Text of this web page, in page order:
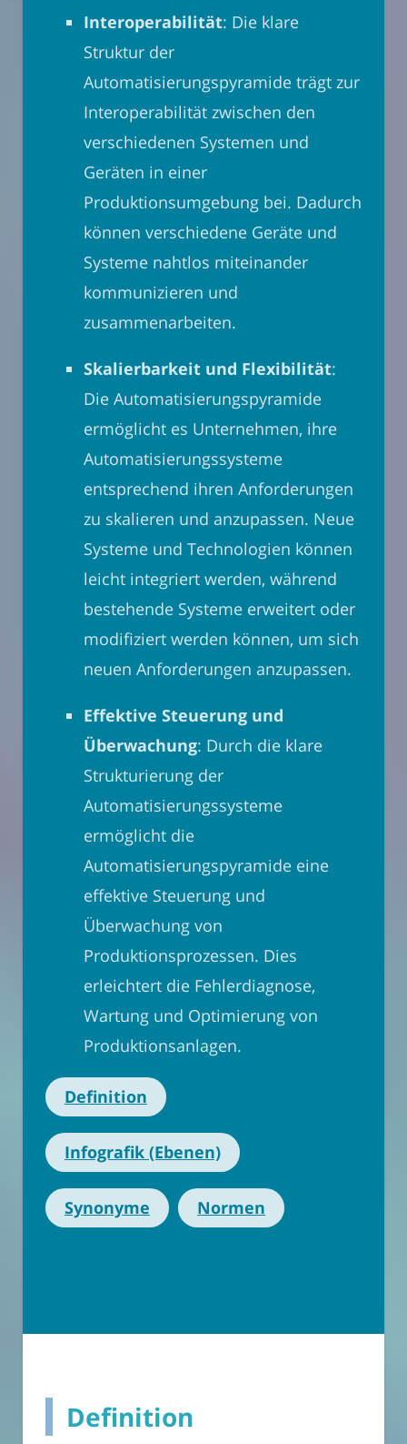
Interoperabilität: Die klare
Struktur der
Automatisierungspyramide trägt zur
Interoperabilität zwischen den
verschiedenen Systemen und
Geräten in einer
Produktionsumgebung bei. Dadurch
können verschiedene Geräte und
Systeme nahtlos miteinander
kommunizieren und
zusammenarbeiten.
Skalierbarkeit und Flexibilität:
Die Automatisierungspyramide
ermöglicht es Unternehmen, ihre
Automatisierungssysteme
entsprechend ihren Anforderungen
zu skalieren und anzupassen. Neue
Systeme und Technologien können
leicht integriert werden, während
bestehende Systeme erweitert oder
modifiziert werden können, um sich
neuen Anforderungen anzupassen.
Effektive Steuerung und
Überwachung: Durch die klare
Strukturierung der
Automatisierungssysteme
ermöglicht die
Automatisierungspyramide eine
effektive Steuerung und
Überwachung von
Produktionsprozessen. Dies
erleichtert die Fehlerdiagnose,
Wartung und Optimierung von
Produktionsanlagen.
Definition
Infografik (Ebenen)
Synonyme Normen
Definition